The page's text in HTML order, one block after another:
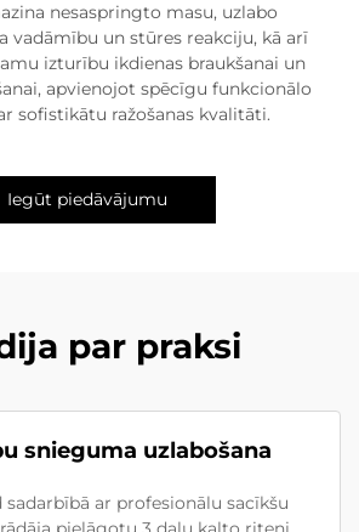
nesaspringto masu, uzlabo
vadāmību un stūres reakciju, kā arī
izturību ikdienas braukšanai un
apvienojot spēcīgu funkcionālo
sofistikātu ražošanas kvalitāti.
Iegūt piedāvājumu
par praksi
snieguma uzlabošana
sadarbībā ar profesionālu sacīkšu